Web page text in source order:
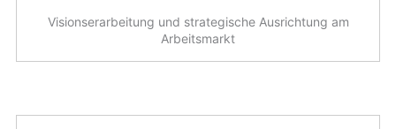
Visionserarbeitung und strategische Ausrichtung am
Arbeitsmarkt